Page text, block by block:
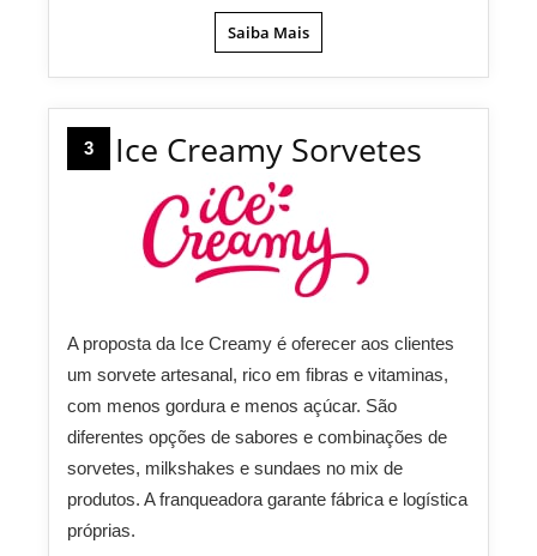
Saiba Mais
3 Ice Creamy Sorvetes
A proposta da Ice Creamy é oferecer aos clientes
um sorvete artesanal, rico em fibras e vitaminas,
com menos gordura e menos açúcar. São
diferentes opções de sabores e combinações de
sorvetes, milkshakes e sundaes no mix de
produtos. A franqueadora garante fábrica e logística
próprias.